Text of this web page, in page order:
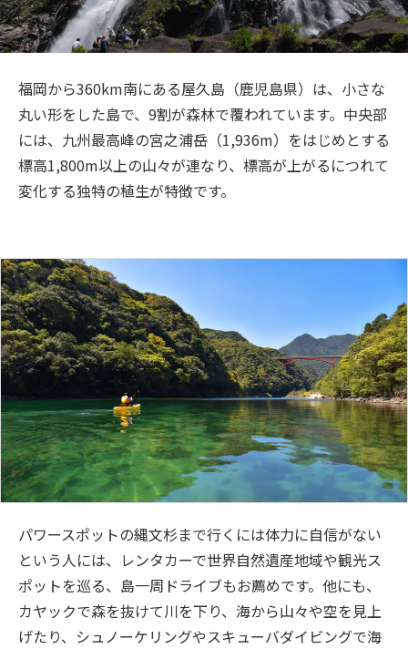
旅のお役立ち情報
閉じる
福岡から360km南にある屋久島（鹿児島県）は、小さな
丸い形をした島で、9割が森林で覆われています。中央部
には、九州最高峰の宮之浦岳（1,936m）をはじめとする
標高1,800m以上の山々が連なり、標高が上がるにつれて
変化する独特の植生が特徴です。
パワースポットの縄文杉まで行くには体力に自信がない
という人には、レンタカーで世界自然遺産地域や観光ス
ポットを巡る、島一周ドライブもお薦めです。他にも、
カヤックで森を抜けて川を下り、海から山々や空を見上
げたり、シュノーケリングやスキューバダイビングで海